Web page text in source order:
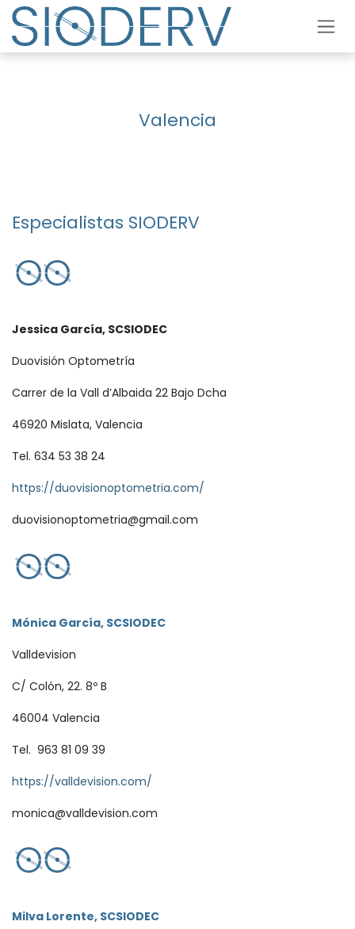
Skip to Content
Valencia
Especialistas SIODERV
Jessica García, SCSIODEC
Duovisión Optometría
Carrer de la Vall d’Albaida 22 Bajo Dcha
46920 Mislata, Valencia
Tel. 634 53 38 24
https://duovisionoptometria.com/
duovisionoptometria@gmail.com
Mónica García, SCSIODEC
Valldevision
C/ Colón, 22. 8º B
46004 Valencia
Tel. 963 81 09 39
https://valldevision.com/
monica@valldevision.com
Milva Lorente, SCSIODEC